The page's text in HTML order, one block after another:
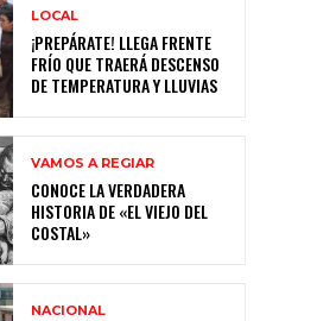
LOCAL
¡PREPÁRATE! LLEGA FRENTE
FRÍO QUE TRAERÁ DESCENSO
DE TEMPERATURA Y LLUVIAS
VAMOS A REGIAR
CONOCE LA VERDADERA
HISTORIA DE «EL VIEJO DEL
COSTAL»
NACIONAL